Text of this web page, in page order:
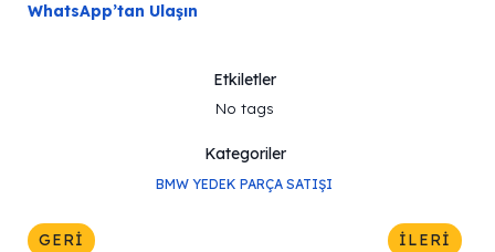
WhatsApp’tan Ulaşın
Etkiletler
No tags
Kategoriler
BMW YEDEK PARÇA SATIŞI
GERI İLERI